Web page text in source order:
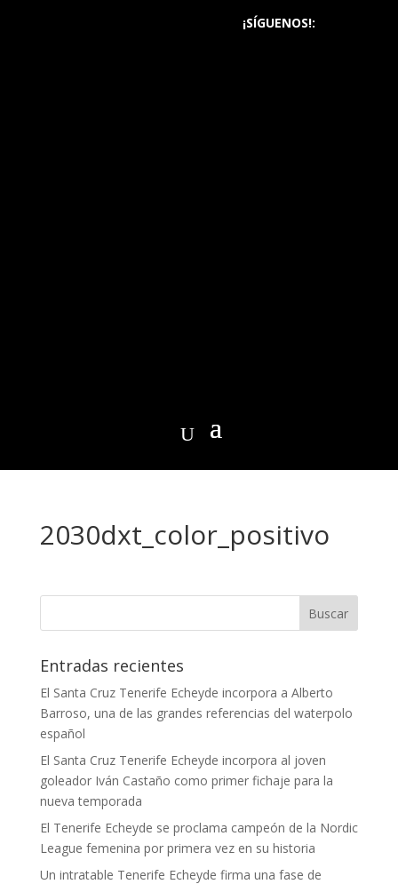
¡SÍGUENOS!:
2030dxt_color_positivo
Entradas recientes
El Santa Cruz Tenerife Echeyde incorpora a Alberto
Barroso, una de las grandes referencias del waterpolo
español
El Santa Cruz Tenerife Echeyde incorpora al joven
goleador Iván Castaño como primer fichaje para la
nueva temporada
El Tenerife Echeyde se proclama campeón de la Nordic
League femenina por primera vez en su historia
Un intratable Tenerife Echeyde firma una fase de